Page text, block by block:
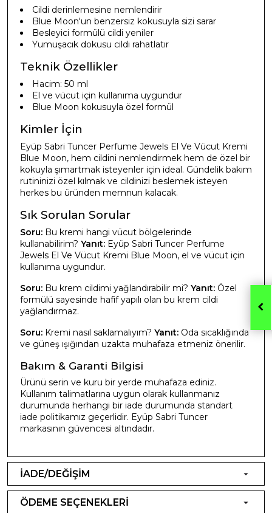
Cildi derinlemesine nemlendirir
Blue Moon'un benzersiz kokusuyla sizi sarar
Besleyici formülü cildi yeniler
Yumuşacık dokusu cildi rahatlatır
Teknik Özellikler
Hacim: 50 ml
El ve vücut için kullanıma uygundur
Blue Moon kokusuyla özel formül
Kimler İçin
Eyüp Sabri Tuncer Perfume Jewels El Ve Vücut Kremi
Blue Moon, hem cildini nemlendirmek hem de özel bir
kokuyla şımartmak isteyenler için ideal. Gündelik bakım
rutininizi özel kılmak ve cildinizi beslemek isteyen
herkes bu üründen memnun kalacak.
Sık Sorulan Sorular
Soru: Bu kremi hangi vücut bölgelerinde
kullanabilirim? Yanıt: Eyüp Sabri Tuncer Perfume
Jewels El Ve Vücut Kremi Blue Moon, el ve vücut için
kullanıma uygundur.
Soru: Bu krem cildimi yağlandırabilir mi? Yanıt: Özel
formülü sayesinde hafif yapılı olan bu krem cildi
yağlandırmaz.
Soru: Kremi nasıl saklamalıyım? Yanıt: Oda sıcaklığında
ve güneş ışığından uzakta muhafaza etmeniz önerilir.
Bakım & Garanti Bilgisi
Ürünü serin ve kuru bir yerde muhafaza ediniz.
Kullanım talimatlarına uygun olarak kullanmanız
durumunda herhangi bir iade durumunda standart
iade politikamız geçerlidir. Eyüp Sabri Tuncer
markasının güvencesi altındadır.
İADE/DEĞİŞİM
ÖDEME SEÇENEKLERİ